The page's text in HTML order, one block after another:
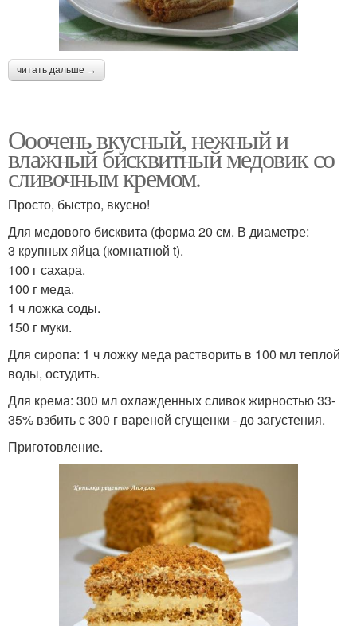
читать дальше →
Ооочень вкусный, нежный и
влажный бисквитный медовик со
сливочным кремом.
Просто, быстро, вкусно!
Для медового бисквита (форма 20 см. В диаметре:
3 крупных яйца (комнатной t).
100 г сахара.
100 г меда.
1 ч ложка соды.
150 г муки.
Для сиропа: 1 ч ложку меда растворить в 100 мл теплой
воды, остудить.
Для крема: 300 мл охлажденных сливок жирностью 33-
35% взбить с 300 г вареной сгущенки - до загустения.
Приготовление.